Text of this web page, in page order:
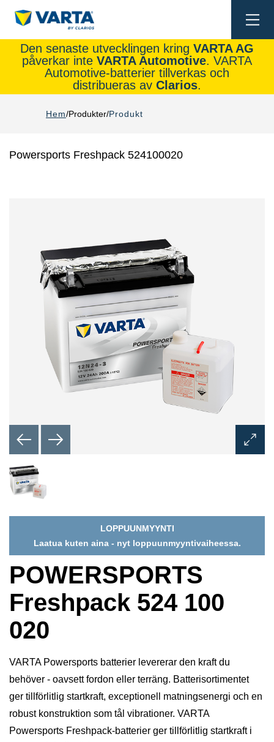
Den senaste utvecklingen kring VARTA AG
påverkar inte VARTA Automotive. VARTA
Automotive-batterier tillverkas och
distribueras av Clarios.
Hem Produkter Produkt
Powersports Freshpack 524100020
Öppna
LOPPUUNMYYNTI
Laatua kuten aina - nyt loppuunmyyntivaiheessa.
POWERSPORTS
Freshpack 524 100
020
VARTA Powersports batterier levererar den kraft du
behöver - oavsett fordon eller terräng. Batterisortimentet
ger tillförlitlig startkraft, exceptionell matningsenergi och en
robust konstruktion som tål vibrationer. VARTA
Powersports Freshpack-batterier ger tillförlitlig startkraft i